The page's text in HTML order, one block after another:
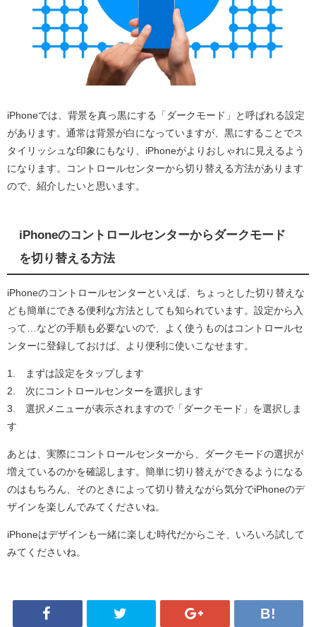
iPhoneでは、背景を真っ黒にする「ダークモード」と呼ばれる設定
があります。通常は背景が白になっていますが、黒にすることでス
タイリッシュな印象にもなり、iPhoneがよりおしゃれに見えるよう
になります。コントロールセンターから切り替える方法があります
ので、紹介したいと思います。
iPhoneのコントロールセンターからダークモード
を切り替える方法
iPhoneのコントロールセンターといえば、ちょっとした切り替えな
ども簡単にできる便利な方法としても知られています。設定から入
って…などの手順も必要ないので、よく使うものはコントロールセ
ンターに登録しておけば、より便利に使いこなせます。
1. まずは設定をタップします
2. 次にコントロールセンターを選択します
3. 選択メニューが表示されますので「ダークモード」を選択しま
す
あとは、実際にコントロールセンターから、ダークモードの選択が
増えているのかを確認します。簡単に切り替えができるようになる
のはもちろん、そのときによって切り替えながら気分でiPhoneのデ
ザインを楽しんでみてくださいね。
iPhoneはデザインも一緒に楽しむ時代だからこそ、いろいろ試して
みてくださいね。